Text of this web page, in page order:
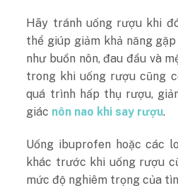
Hãy tránh uống rượu khi
thể giúp giảm khả năng
như buồn nôn, đau đầu và
trong khi uống rượu cũng
quá trình hấp thụ rượu,
giác nôn nao khi say rượu.
Uống ibuprofen hoặc các
khác trước khi uống rượu
mức độ nghiêm trọng của